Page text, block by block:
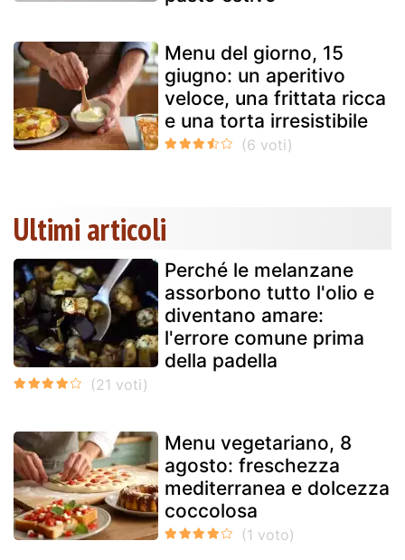
Menu del giorno, 15
giugno: un aperitivo
veloce, una frittata ricca
e una torta irresistibile
Ultimi articoli
Perché le melanzane
assorbono tutto l'olio e
diventano amare:
l'errore comune prima
della padella
Menu vegetariano, 8
agosto: freschezza
mediterranea e dolcezza
coccolosa